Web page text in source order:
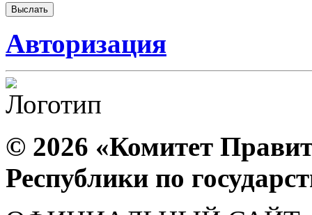
Авторизация
© 2026 «Комитет
Республики по